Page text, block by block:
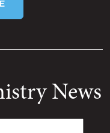
News